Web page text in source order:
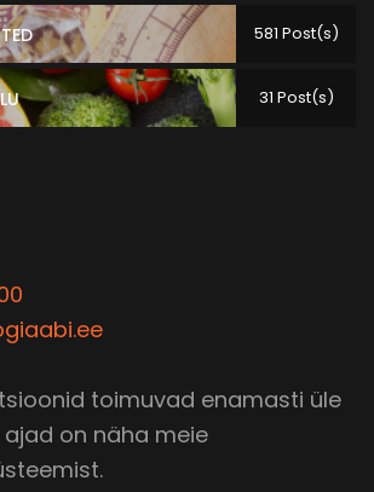
581 Post(s)
31 Post(s)
toimuvad enamasti üle
on näha meie